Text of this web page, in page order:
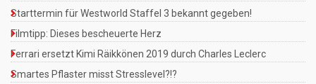
Starttermin für Westworld Staffel 3 bekannt gegeben!
Filmtipp: Dieses bescheuerte Herz
Ferrari ersetzt Kimi Räikkönen 2019 durch Charles Leclerc
Smartes Pflaster misst Stresslevel?!?